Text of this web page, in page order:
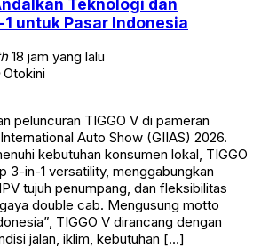
Teknologi dan
untuk Pasar Indonesia
18 jam yang lalu
Otokini
peluncuran TIGGO V di pameran
Auto Show (GIIAS) 2026.
kebutuhan konsumen lokal, TIGGO
3-in-1 versatility, menggabungkan
tujuh penumpang, dan fleksibilitas
double cab. Mengusung motto
TIGGO V dirancang dengan
jalan, iklim, kebutuhan […]